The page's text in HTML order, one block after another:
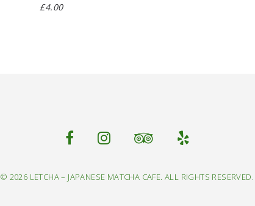
£4.00
© 2026 LETCHA – JAPANESE MATCHA CAFE. ALL RIGHTS RESERVED.